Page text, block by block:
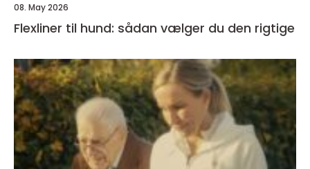
08. May 2026
Flexliner til hund: sådan vælger du den rigtige